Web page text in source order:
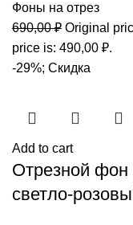
Фоны на отрез
690,00₽ Original
price is: 490,00 ₽.
-29%; Скидка
Add to cart
Отрезной
светло-